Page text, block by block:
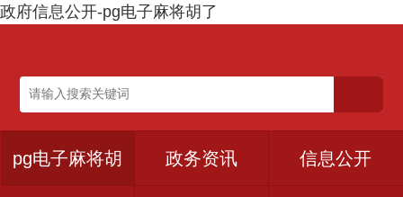
政府信息公开-pg电子麻将胡了
pg电子麻将胡 政务资讯 信息公开